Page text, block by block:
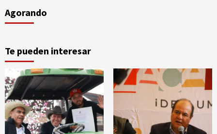
Agorando
Te pueden interesar